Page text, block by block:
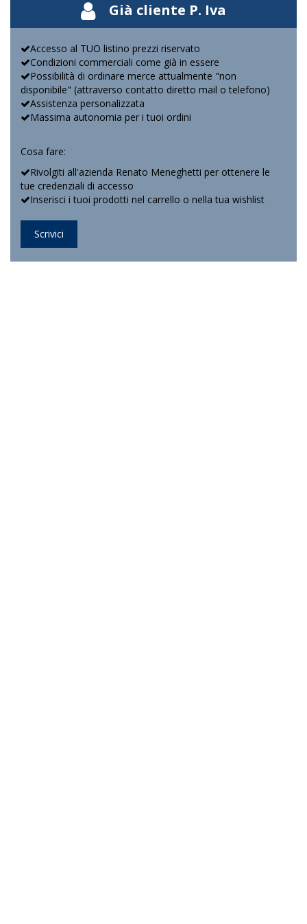
Già cliente P. Iva
Accesso al TUO listino prezzi riservato
Condizioni commerciali come già in essere
Possibilità di ordinare merce attualmente "non
disponibile" (attraverso contatto diretto mail o telefono)
Assistenza personalizzata
Massima autonomia per i tuoi ordini
Cosa fare:
Rivolgiti all'azienda Renato Meneghetti per ottenere le
tue credenziali di accesso
Inserisci i tuoi prodotti nel carrello o nella tua wishlist
Scrivici